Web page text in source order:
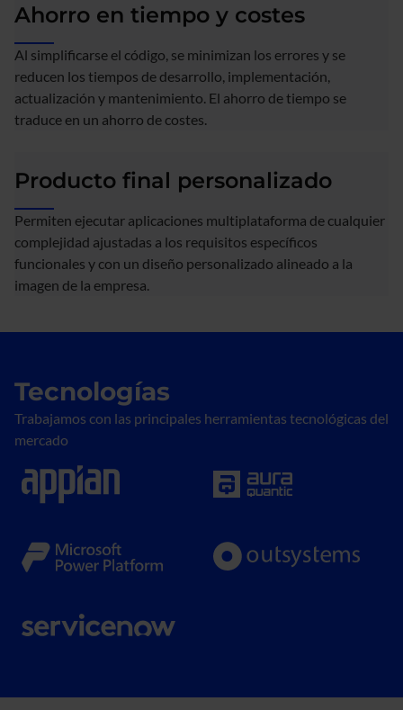
Ahorro en tiempo y costes
Al simplificarse el código, se minimizan los errores y se
reducen los tiempos de desarrollo, implementación,
actualización y mantenimiento. El ahorro de tiempo se
traduce en un ahorro de costes.
Producto final personalizado
Permiten ejecutar aplicaciones multiplataforma de cualquier
complejidad ajustadas a los requisitos específicos
funcionales y con un diseño personalizado alineado a la
imagen de la empresa.
Tecnologías
Trabajamos con las principales herramientas tecnológicas del
mercado